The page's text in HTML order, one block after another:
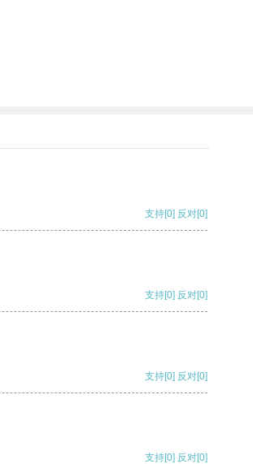
支持[0] 反对[0]
支持[0] 反对[0]
支持[0] 反对[0]
支持[0] 反对[0]